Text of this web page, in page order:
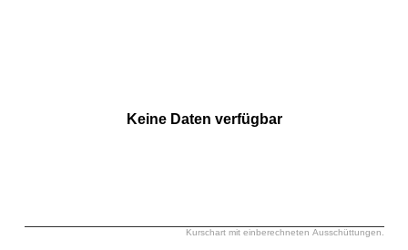
Kurschart mit einberechneten Ausschüttungen.
Keine Daten verfügbar